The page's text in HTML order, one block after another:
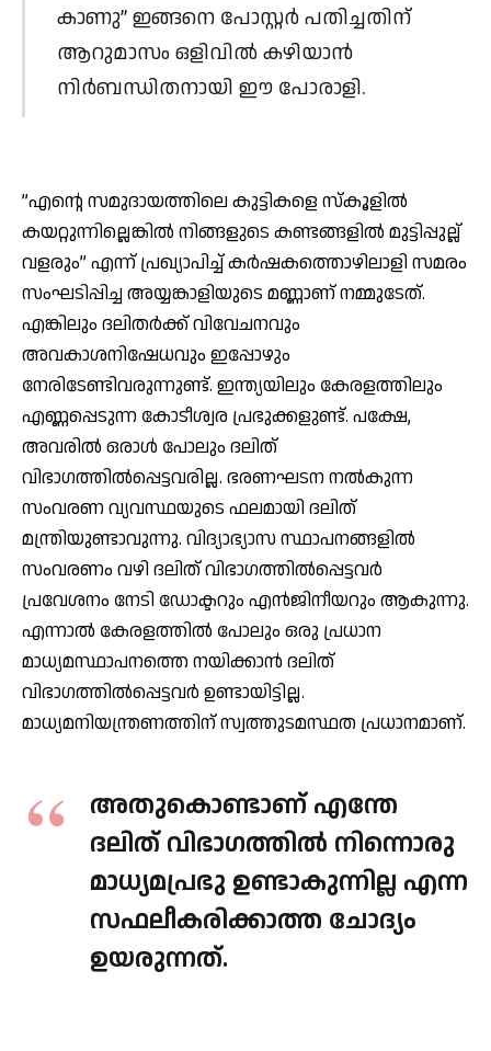
കാണു” ഇങ്ങനെ പോസ്റ്റര്‍ പതിച്ചതിന്
ആറുമാസം ഒളിവില്‍ കഴിയാന്‍
നിര്‍ബന്ധിതനായി ഈ പോരാളി.
”എന്റെ സമുദായത്തിലെ കുട്ടികളെ സ്‌കൂളില്‍
കയറ്റുന്നില്ലെങ്കില്‍ നിങ്ങളുടെ കണ്ടങ്ങളില്‍ മുട്ടിപ്പുല്ല്
വളരും” എന്ന് പ്രഖ്യാപിച്ച് കര്‍ഷകത്തൊഴിലാളി സമരം
സംഘടിപ്പിച്ച അയ്യങ്കാളിയുടെ മണ്ണാണ് നമ്മുടേത്.
എങ്കിലും ദലിതര്‍ക്ക് വിവേചനവും
അവകാശനിഷേധവും ഇപ്പോഴും
നേരിടേണ്ടിവരുന്നുണ്ട്. ഇന്ത്യയിലും കേരളത്തിലും
എണ്ണപ്പെടുന്ന കോടീശ്വര പ്രഭുക്കളുണ്ട്. പക്ഷേ,
അവരില്‍ ഒരാള്‍ പോലും ദലിത്
വിഭാഗത്തില്‍പ്പെട്ടവരില്ല. ഭരണഘടന നല്‍കുന്ന
സംവരണ വ്യവസ്ഥയുടെ ഫലമായി ദലിത്
മന്ത്രിയുണ്ടാവുന്നു. വിദ്യാഭ്യാസ സ്ഥാപനങ്ങളില്‍
സംവരണം വഴി ദലിത് വിഭാഗത്തില്‍പ്പെട്ടവര്‍
പ്രവേശനം നേടി ഡോക്ടറും എന്‍ജിനീയറും ആകുന്നു.
എന്നാല്‍ കേരളത്തില്‍ പോലും ഒരു പ്രധാന
മാധ്യമസ്ഥാപനത്തെ നയിക്കാന്‍ ദലിത്
വിഭാഗത്തില്‍പ്പെട്ടവര്‍ ഉണ്ടായിട്ടില്ല.
മാധ്യമനിയന്ത്രണത്തിന് സ്വത്തുടമസ്ഥത പ്രധാനമാണ്.
അതുകൊണ്ടാണ് എന്തേ
ദലിത് വിഭാഗത്തില്‍ നിന്നൊരു
മാധ്യമപ്രഭു ഉണ്ടാകുന്നില്ല എന്ന
സഫലീകരിക്കാത്ത ചോദ്യം
ഉയരുന്നത്.